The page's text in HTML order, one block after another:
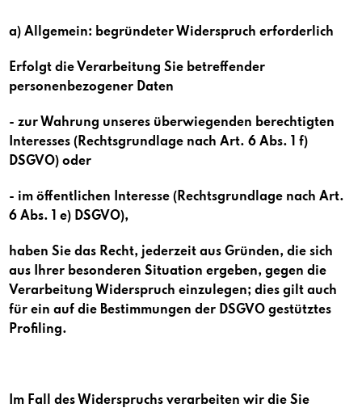
a) Allgemein: begründeter Widerspruch erforderlich
Erfolgt die Verarbeitung Sie betreffender
personenbezogener Daten
- zur Wahrung unseres überwiegenden berechtigten
Interesses (Rechtsgrundlage nach Art. 6 Abs. 1 f)
DSGVO) oder
- im öffentlichen Interesse (Rechtsgrundlage nach Art.
6 Abs. 1 e) DSGVO),
haben Sie das Recht, jederzeit aus Gründen, die sich
aus Ihrer besonderen Situation ergeben, gegen die
Verarbeitung Widerspruch einzulegen; dies gilt auch
für ein auf die Bestimmungen der DSGVO gestütztes
Profiling.
Im Fall des Widerspruchs verarbeiten wir die Sie